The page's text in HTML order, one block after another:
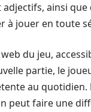
ainsi que
à jouer en toute
du jeu,
partie, le
au
peut faire une